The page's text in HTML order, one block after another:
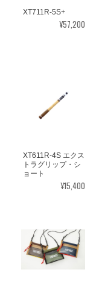
XT711R-5S+
¥57,200
XT611R-4S エクス
トラグリップ・シ
ョート
¥15,400